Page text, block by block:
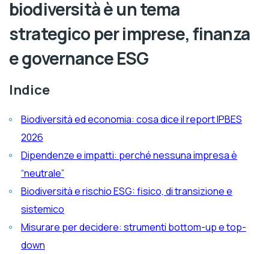
biodiversità è un tema
strategico per imprese, finanza
e governance ESG
Indice
Biodiversità ed economia: cosa dice il report IPBES
2026
Dipendenze e impatti: perché nessuna impresa è
“neutrale”
Biodiversità e rischio ESG: fisico, di transizione e
sistemico
Misurare per decidere: strumenti bottom-up e top-
down